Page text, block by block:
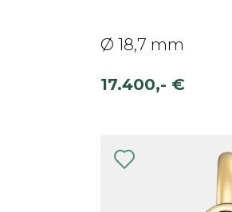
Ø 18,7 mm
17.400,- €